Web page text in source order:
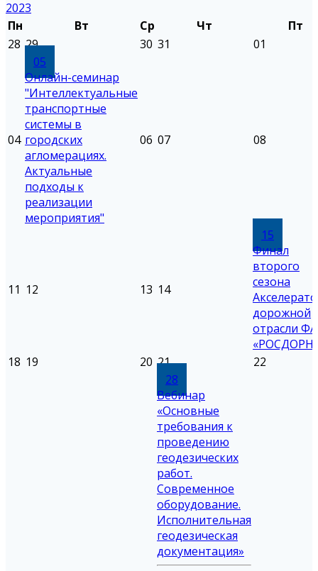
2023
Пн
Вт Ср Чт
Пт
28 29 30 31 01
04
05
Онлайн-семинар
"Интеллектуальные
транспортные
системы в
городских
агломерациях.
Актуальные
подходы к
реализации
мероприятия"
06 07 08
11 12 13 14
15
Финал
второго
сезона
дорожной
отрасли
18 19 20 21 22
28
Вебинар
«Основные
требования к
проведению
геодезических
работ.
Современное
оборудование.
Исполнительная
геодезическая
документация»